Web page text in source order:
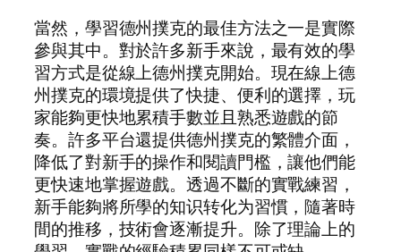
當然，學習德州撲克的最佳方法之一是實際
參與其中。對於許多新手來說，最有效的學
習方式是從線上德州撲克開始。現在線上德
州撲克的環境提供了快捷、便利的選擇，玩
家能夠更快地累積手數並且熟悉遊戲的節
奏。許多平台還提供德州撲克的繁體介面，
降低了對新手的操作和閱讀門檻，讓他們能
更快速地掌握遊戲。透過不斷的實戰練習，
新手能夠將所學的知识转化为習慣，隨著時
間的推移，技術會逐漸提升。除了理論上的